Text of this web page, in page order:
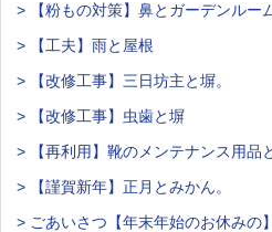
> 【粉もの対策】鼻とガーデンルー
> 【工夫】雨と屋根
> 【改修工事】三日坊主と塀。
> 【改修工事】虫歯と塀
> 【再利用】靴のメンテナンス用品
> 【謹賀新年】正月とみかん。
> ごあいさつ【年末年始のお休みの】